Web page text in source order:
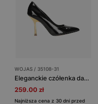
WOJAS / 35108-31
Eleganckie czółenka damskie w kolorze czarnym ze złotym obcasem
259.00 zł
Najniższa cena z 30 dni przed